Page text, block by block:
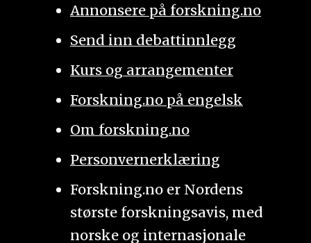
Annonsere på forskning.no
Send inn debattinnlegg
Kurs og arrangementer
Forskning.no på engelsk
Om forskning.no
Personvernerklæring
Forskning.no er Nordens
største forskningsavis, med
norske og internasjonale